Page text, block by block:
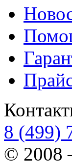
8 (499)
© 2008